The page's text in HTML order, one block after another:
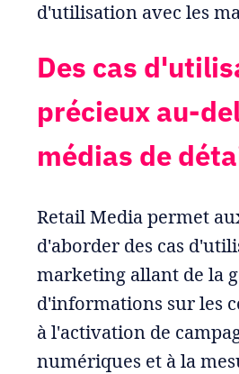
d'utilisation avec les
Des cas
précieux au-
médias de
Retail Media permet
d'aborder des cas
marketing allant de la
d'informations sur les
à l'activation de
numériques et à la